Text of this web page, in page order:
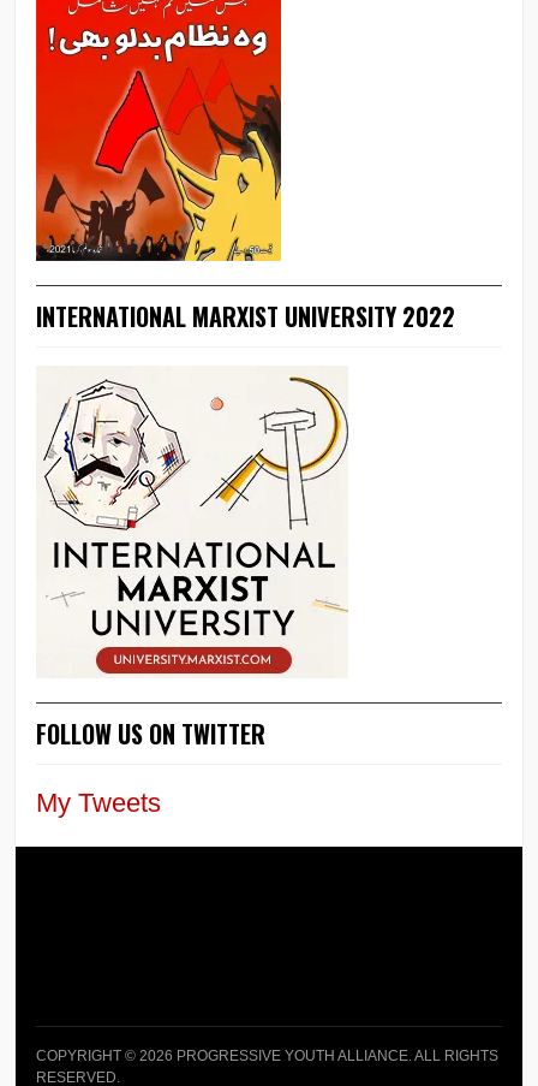
INTERNATIONAL MARXIST UNIVERSITY 2022
FOLLOW US ON TWITTER
My Tweets
COPYRIGHT © 2026 PROGRESSIVE YOUTH ALLIANCE. ALL RIGHTS
RESERVED.